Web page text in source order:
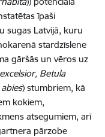
īpaši
sugas Latvijā, kuru
stardzīslene
gāršās un vēros uz
Betula
) stumbriem, kā
kokiem,
atsegumiem, arī
pārzobe